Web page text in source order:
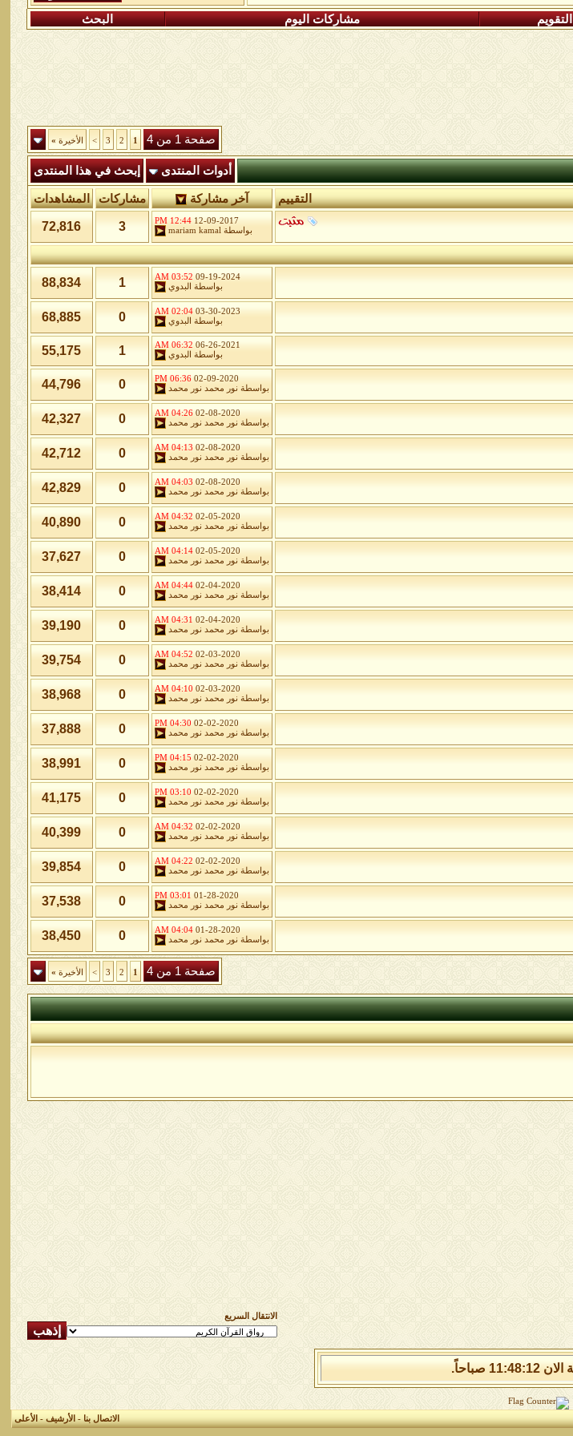
التقويم مشاركات اليوم البحث
صفحة 1 من 4 1
2
3
> الأخيرة »
أدوات المنتدى إبحث في هذا المنتدى
التقييم آخر مشاركة مشاركات المشاهدات
12-09-2017
12:44 PM
بواسطة mariam kamal
3
72,816
09-19-2024
03:52 AM
بواسطة
البدوي 1
88,834
03-30-2023
02:04 AM
بواسطة
البدوي 0
68,885
06-26-2021
06:32 AM
بواسطة
البدوي 1
55,175
02-09-2020
06:36 PM
بواسطة نور محمد نور محمد 0
44,796
02-08-2020
04:26 AM
بواسطة نور محمد نور محمد 0
42,327
02-08-2020
04:13 AM
بواسطة نور محمد نور محمد 0
42,712
02-08-2020
04:03 AM
بواسطة نور محمد نور محمد 0
42,829
02-05-2020
04:32 AM
بواسطة نور محمد نور محمد 0
40,890
02-05-2020
04:14 AM
بواسطة نور محمد نور محمد 0
37,627
02-04-2020
04:44 AM
بواسطة نور محمد نور محمد 0
38,414
02-04-2020
04:31 AM
بواسطة نور محمد نور محمد 0
39,190
02-03-2020
04:52 AM
بواسطة نور محمد نور محمد 0
39,754
02-03-2020
04:10 AM
بواسطة نور محمد نور محمد 0
38,968
02-02-2020
04:30 PM
بواسطة نور محمد نور محمد 0
37,888
02-02-2020
04:15 PM
بواسطة نور محمد نور محمد 0
38,991
02-02-2020
03:10 PM
بواسطة نور محمد نور محمد 0
41,175
02-02-2020
04:32 AM
بواسطة نور محمد نور محمد 0
40,399
02-02-2020
04:22 AM
بواسطة نور محمد نور محمد 0
39,854
01-28-2020
03:01 PM
بواسطة نور محمد نور محمد 0
37,538
01-28-2020
04:04 AM
بواسطة نور محمد نور محمد 0
38,450
صفحة 1 من 4 1
2
3
> الأخيرة »
الانتقال السريع
الاتصال بنا-الأرشيف-الأعلى